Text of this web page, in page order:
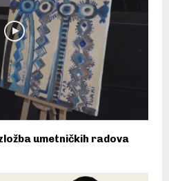
umetničkih radova